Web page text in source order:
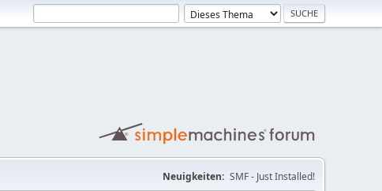
Neuigkeiten: SMF - Just Installed!